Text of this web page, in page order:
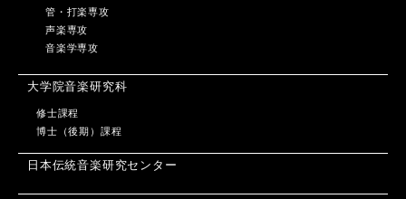
管・打楽専攻
声楽専攻
音楽学専攻
大学院音楽研究科
修士課程
博士（後期）課程
日本伝統音楽研究センター